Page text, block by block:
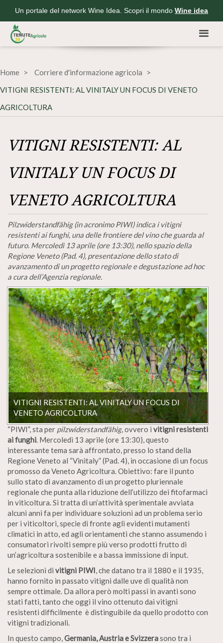
Un portale del network Wine Idea. Scopri il mondo Wine idea
Home
Corriere d'informazione agricola
VITIGNI RESISTENTI: AL VINITALY UN FOCUS DI VENETO
AGRICOLTURA
VITIGNI RESISTENTI: AL
VINITALY UN FOCUS DI
VENETO AGRICOLTURA
Pilzwiderstandfähig (in acronimo PIWI) indica i vitigni
resistenti ai funghi, una delle frontiere del vino che guarda al
futuro. Mercoledì 13 aprile (ore 13:30), nello spazio della
Regione Veneto (Pad. 4), presentazione dello stato di
avanzamento di un progetto regionale e degustazione ad hoc
a cura dell’Agenzia regionale.
VITIGNI RESISTENTI: AL VINITALY UN FOCUS DI
VENETO AGRICOLTURA
“PIWI”, sta per pilzwiderstandfähig, ovvero i vitigni resistenti
ai funghi. Mercoledì 13 aprile (ore 13:30), questo
interessante tema sarà affrontato, presso lo stand della
Regione Veneto al “Vinitaly” (Pad. 4), in occasione di un focus
promosso da Veneto Agricoltura. Obiettivo: fare il punto
sullo stato di avanzamento di un progetto pluriennale
regionale che punta alla riduzione dell’utilizzo dei fitofarmaci
in viticoltura. Si tratta di un’attività sperimentale avviata
alcuni anni fa per individuare soluzioni ad un problema serio
per i viticoltori, specie di fronte agli evidenti mutamenti
climatici in atto, ed agli orientamenti che stanno assumendo i
consumatori rivolti sempre più verso prodotti frutto di
un’agricoltura sostenibile e a bassa immissione di input.
Le selezioni di vitigni PIWI, che datano tra il 1880 e il 1935,
hanno fornito in passato vitigni dalle uve di qualità non
sempre ottimale. Da allora però molti passi in avanti sono
stati fatti, tanto che oggi il vino ottenuto dai vitigni
resistenti difficilmente è distinguibile da quello prodotto con
vitigni tradizionali.
In questo campo,Germania, Austria e Svizzerasono tra i